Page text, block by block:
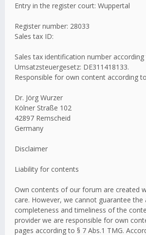
Entry in the register court: Wuppertal
Register number: 28033
Sales tax ID:
Sales tax identification number according
Umsatzsteuergesetz: DE311418133.
Responsible for own content according to
Dr. Jörg Wurzer
Kölner Straße 102
42897 Remscheid
Germany
Disclaimer
Liability for contents
Own contents of our forum are created
care. However, we cannot guarantee the
completeness and timeliness of the
provider we are responsible for own
pages according to § 7 Abs.1 TMG.